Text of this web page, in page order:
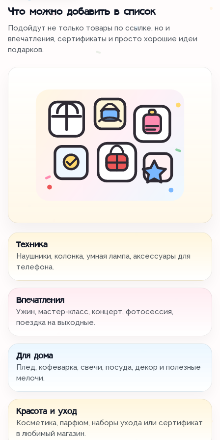
Что можно добавить в список
Подойдут не только товары по ссылке, но и
впечатления, сертификаты и просто хорошие идеи
подарков.
Техника
Наушники, колонка, умная лампа, аксессуары для
телефона.
Впечатления
Ужин, мастер-класс, концерт, фотосессия,
поездка на выходные.
Для дома
Плед, кофеварка, свечи, посуда, декор и полезные
мелочи.
Красота и уход
Косметика, парфюм, наборы ухода или сертификат
в любимый магазин.